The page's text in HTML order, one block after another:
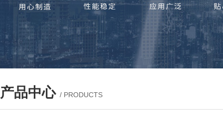
产品中心 / PRODUCTS